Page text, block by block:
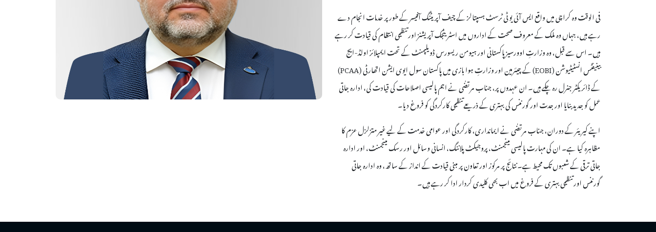
فی الوقت وہ کراچی میں واقع ایس آئی یو ٹی ٹرسٹ ہسپتالز کے چیف آپریٹنگ آفیسر کے طور پر خدمات انجام دے
رہے ہیں، جہاں وہ ملک کے معروف صحت کے اداروں میں اسٹریٹجک آپریشنز اور تنظیمی انتظام کی قیادت کر رہے
ہیں۔ اس سے قبل، وہ وزارتِ اوورسیز پاکستانی اور ہیومن ریسورس ڈویلپمنٹ کے تحت ایمپلائز اولڈ-ایج
بینیفٹس انسٹیٹیوشن (EOBI) کے چیئرمین اور وزارتِ ہوا بازی میں پاکستان سول ایوی ایشن اتھارٹی (PCAA)
کے ڈائریکٹر جنرل رہ چکے ہیں۔ ان عہدوں پر، جناب مرتضٰی نے اہم پالیسی اصلاحات کی قیادت کی، ادارہ جاتی
عمل کو جدید بنایا اور جدت اور گورننس کی بہتری کے ذریعے تنظیمی کارکردگی کو فروغ دیا۔
اپنے کیریئر کے دوران، جناب مرتضٰی نے ایمانداری، کارکردگی اور عوامی خدمت کے لیے غیر متزلزل عزم کا
مظاہرہ کیا ہے۔ ان کی مہارت پالیسی مینجمنٹ، پروجیکٹ پلاننگ، انسانی وسائل اور رسک مینجمنٹ، اور ادارہ
جاتی ترقی کے شعبوں تک محیط ہے۔ نتائج پر مرکوز اور تعاون پر مبنی قیادت کے انداز کے ساتھ، وہ ادارہ جاتی
گورننس اور تنظیمی بہتری کے فروغ میں اب بھی کلیدی کردار ادا کر رہے ہیں۔